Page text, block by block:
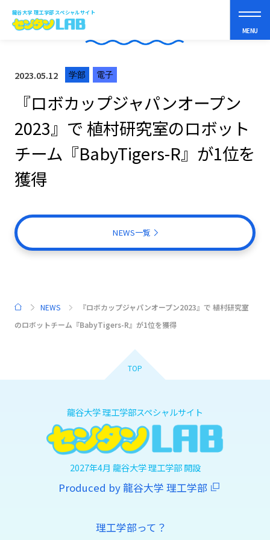
龍谷大学 理工学部 スペシャルサイト
MENU
まなべるコト
スペシャルコンテンツ
オープンキャンパス
受験生の皆さんへ
2023.05.12 学部 電子
『ロボカップジャパンオープン
2023』で 植村研究室のロボット
チーム『BabyTigers-R』が1位を
獲得
NEWS一覧
HOMENEWS
『ロボカップジャパンオープン2023』で 植村研究室
のロボットチーム『BabyTigers-R』が1位を獲得
龍谷大学 理工学部スペシャルサイト
2027年4月 龍谷大学 理工学部 開設
Produced by 龍谷大学 理工学部
理工学部って？
TOP